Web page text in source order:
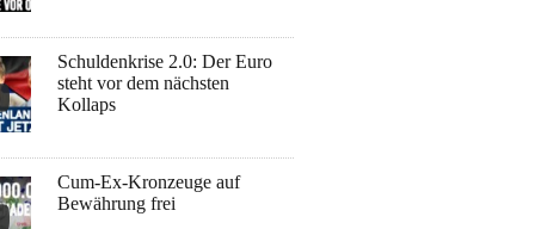
Schuldenkrise 2.0: Der Euro
steht vor dem nächsten
Kollaps
Cum-Ex-Kronzeuge auf
Bewährung frei